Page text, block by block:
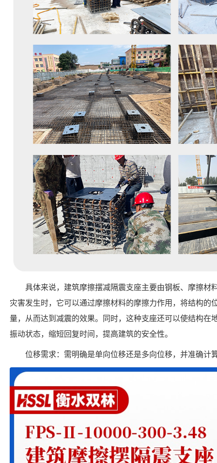
具体来说，建筑摩擦摆减隔震支座主要由钢板、摩擦材
灾害发生时，它可以通过摩擦材料的摩擦力作用，将结构的
量，从而达到减震的效果。同时，这种支座还可以使结构在
振动状态，缩短回复时间，提高建筑的安全性。
位移需求：需明确是单向位移还是多向位移，并准确计